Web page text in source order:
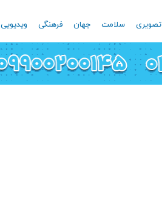
تصویری سلامت جهان فرهنگی ویدیویی